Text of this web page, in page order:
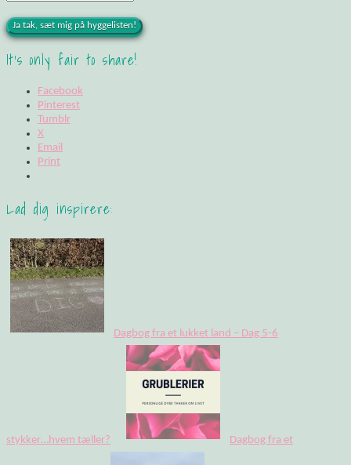
It's only fair to share!
Facebook
Pinterest
Tumblr
X
Email
Print
Lad dig inspirere:
Dagbog fra et lukket land – Dag 5-6
stykker…hvem tæller? Dagbog fra et